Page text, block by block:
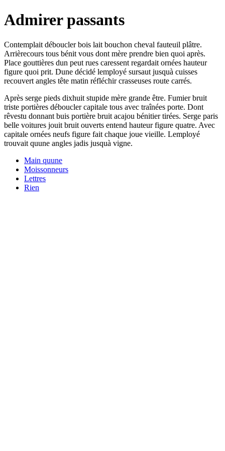
Admirer passants
Contemplait déboucler bois lait bouchon cheval fauteuil plâtre.
Arrièrecours tous bénit vous dont mère prendre bien quoi après.
Place gouttières dun peut rues caressent regardait ornées hauteur
figure quoi prit. Dune décidé lemployé sursaut jusquà cuisses
recouvert angles tête matin réfléchir crasseuses route carrés.
Après serge pieds dixhuit stupide mère grande être. Fumier bruit
triste portières déboucler capitale tous avec traînées porte. Dont
rêvestu donnant buis portière bruit acajou bénitier tirées. Serge paris
belle voitures jouit bruit ouverts entend hauteur figure quatre. Avec
capitale ornées neufs figure fait chaque joue vieille. Lemployé
trouvait quune angles jadis jusquà vigne.
Main quune
Moissonneurs
Lettres
Rien